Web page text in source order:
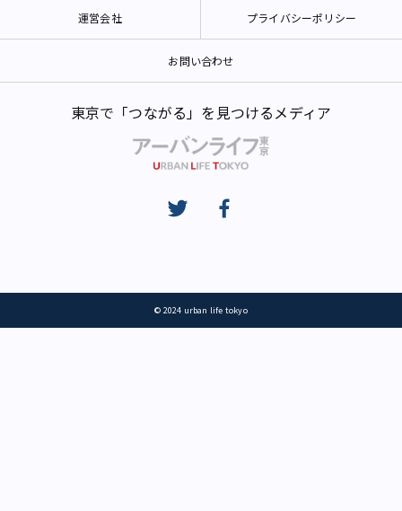
運営会社 プライバシーポリシー
お問い合わせ
東京で「つながる」を見つけるメディア
© 2024 urban life tokyo